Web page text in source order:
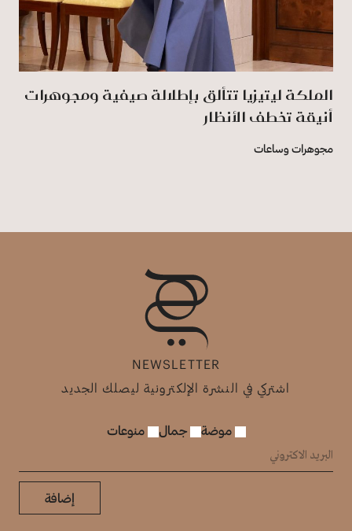
الملكة ليتيزيا تتألق بإطلالة صيفية ومجوهرات
أنيقة تخطف الأنظار
مجوهرات وساعات
NEWSLETTER
اشتركي في النشرة الإلكترونية ليصلك الجديد
موضة جمال منوعات
إضافة